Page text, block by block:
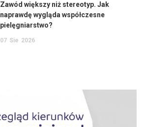
Zawód większy niż stereotyp. Jak
naprawdę wygląda współczesne
pielęgniarstwo?
07 Sie 2026